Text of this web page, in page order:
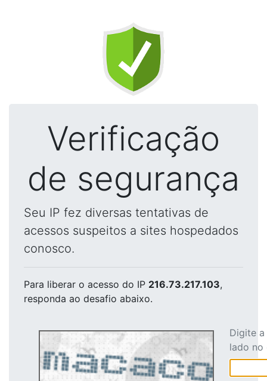
Verificação
de segurança
Seu IP fez diversas tentativas de
acessos suspeitos a sites hospedados
conosco.
Para liberar o acesso do IP 216.73.217.103,
responda ao desafio abaixo.
Digite
lado no